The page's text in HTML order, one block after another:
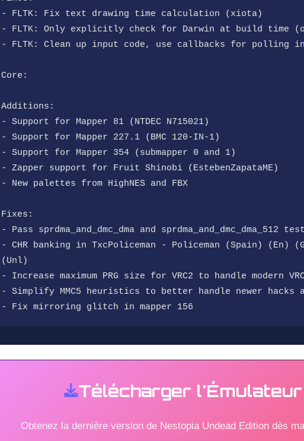
- FLTK: Fix text drawing time calculation (xiota)
- FLTK: Only explicitly check for Darwin at build time
- FLTK: Clean up input code, use callbacks for polling
Core:
Additions:
- Support for Mapper 81 (NTDEC N715021)
- Support for Mapper 227.1 (BMC 120-IN-1)
- Support for Mapper 354 (submapper 0 and 1)
- Zapper support for Fruit Shinobi (EstebenZapataME)
- New palettes from HighNES and FBX
Fixes:
- Pass sprdma_and_dmc_dma and sprdma_and_dmc_dma_512
- CHR banking in TxcPoliceman - Policeman (Spain) (En)
(Unl)
- Increase maximum PRG size for VRC2 to handle modern
- Simplify MMC5 heuristics to better handle newer hacks
- Fix mirroring glitch in mapper 156
Télécharger l'Émulateur
Obtenez la dernière version de Nestopia Undead Edition dès